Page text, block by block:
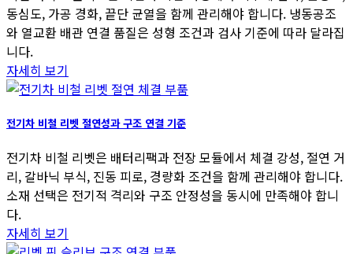
동심도, 가공 경화, 끝단 균열을 함께 관리해야 합니다. 냉동공조
와 열교환 배관 연결 품질은 성형 조건과 검사 기준에 따라 달라집
니다.
자세히 보기
전기차 비철 리벳 절연성과 구조 연결 기준
전기차 비철 리벳은 배터리팩과 전장 모듈에서 체결 강성, 절연 거
리, 갈바닉 부식, 진동 피로, 경량화 조건을 함께 관리해야 합니다.
소재 선택은 전기적 격리와 구조 안정성을 동시에 만족해야 합니
다.
자세히 보기